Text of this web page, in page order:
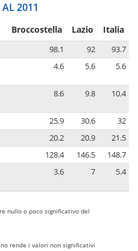
2011
Broccostella Lazio Italia
98.1 92
93.7
4.6 5.6 5.6
8.6 9.8 10.4
25.9 30.6
32
20.2 20.9
21.5
128.4 146.5
148.7
3.6 7 5.4
nullo o poco significativo del
rende i valori non significativi